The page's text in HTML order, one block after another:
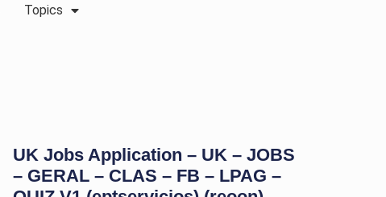
Topics
UK Jobs Application – UK – JOBS
– GERAL – CLAS – FB – LPAG –